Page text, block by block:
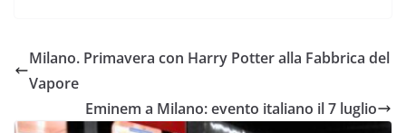
Milano. Primavera con Harry Potter alla Fabbrica del
Vapore
Eminem a Milano: evento italiano il 7 luglio